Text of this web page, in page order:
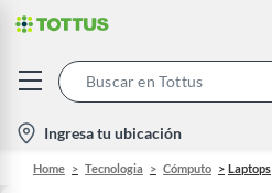
location-
icon
Ingresa tu ubicación
Home Tecnologia Cómputo Laptops